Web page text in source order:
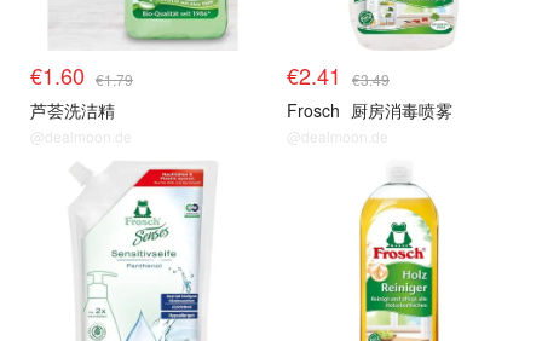
€1.60 €1.79
芦荟洗洁精
@dealmoon.de
€2.41 €3.49
Frosch 厨房消毒喷雾
@dealmoon.de